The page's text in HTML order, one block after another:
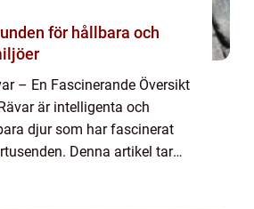
– En Fascinerande Översikt
är intelligenta och
djur som har fascinerat
Denna artikel tar